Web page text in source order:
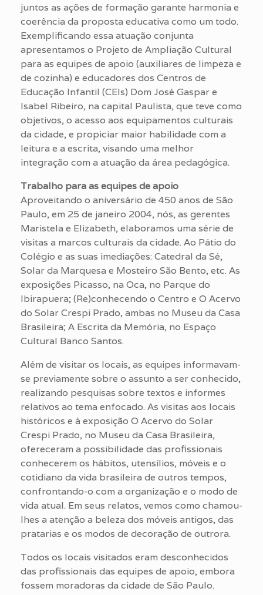
juntos as ações de formação garante harmonia e
coerência da proposta educativa como um todo.
Exemplificando essa atuação conjunta
apresentamos o Projeto de Ampliação Cultural
para as equipes de apoio (auxiliares de limpeza e
de cozinha) e educadores dos Centros de
Educação Infantil (CEIs) Dom José Gaspar e
Isabel Ribeiro, na capital Paulista, que teve como
objetivos, o acesso aos equipamentos culturais
da cidade, e propiciar maior habilidade com a
leitura e a escrita, visando uma melhor
integração com a atuação da área pedagógica.
Trabalho para as equipes de apoio
Aproveitando o aniversário de 450 anos de São
Paulo, em 25 de janeiro 2004, nós, as gerentes
Maristela e Elizabeth, elaboramos uma série de
visitas a marcos culturais da cidade. Ao Pátio do
Colégio e as suas imediações: Catedral da Sé,
Solar da Marquesa e Mosteiro São Bento, etc. As
exposições Picasso, na Oca, no Parque do
Ibirapuera; (Re)conhecendo o Centro e O Acervo
do Solar Crespi Prado, ambas no Museu da Casa
Brasileira; A Escrita da Memória, no Espaço
Cultural Banco Santos.
Além de visitar os locais, as equipes informavam-
se previamente sobre o assunto a ser conhecido,
realizando pesquisas sobre textos e informes
relativos ao tema enfocado. As visitas aos locais
históricos e à exposição O Acervo do Solar
Crespi Prado, no Museu da Casa Brasileira,
ofereceram a possibilidade das profissionais
conhecerem os hábitos, utensílios, móveis e o
cotidiano da vida brasileira de outros tempos,
confrontando-o com a organização e o modo de
vida atual. Em seus relatos, vemos como chamou-
lhes a atenção a beleza dos móveis antigos, das
pratarias e os modos de decoração de outrora.
Todos os locais visitados eram desconhecidos
das profissionais das equipes de apoio, embora
fossem moradoras da cidade de São Paulo.